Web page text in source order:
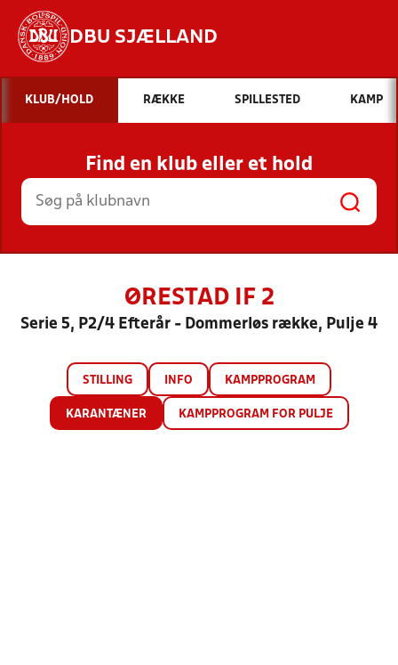
DBU SJÆLLAND
Hvad vil du søge efter?
INDHOLD OG NYHEDER
STILLINGER, RESULTATER, KLUBBER OG
HOLD
KLUB/HOLD RÆKKE SPILLESTED KAMP
Find en klub eller et hold
ØRESTAD IF 2
Serie 5, P2/4 Efterår - Dommerløs række, Pulje 4
STILLING INFO KAMPPROGRAM
KARANTÆNER KAMPPROGRAM FOR PULJE